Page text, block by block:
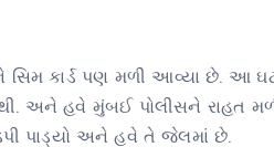
સિમ કાર્ડ પણ મળી આવ્યા છે. આ
અને હવે મુંબઈ પોલીસને રાહત
પાડ્યો અને હવે તે જેલમાં છે.